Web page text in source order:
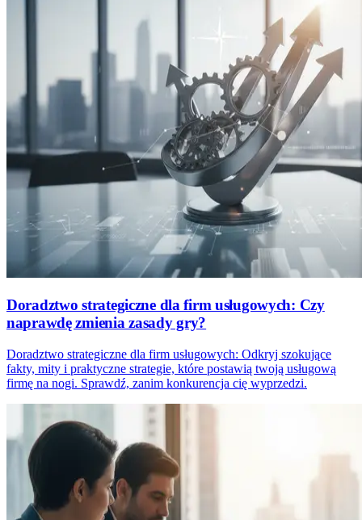
Doradztwo strategiczne dla firm usługowych: Czy
naprawdę zmienia zasady gry?
Doradztwo strategiczne dla firm usługowych: Odkryj szokujące
fakty, mity i praktyczne strategie, które postawią twoją usługową
firmę na nogi. Sprawdź, zanim konkurencja cię wyprzedzi.